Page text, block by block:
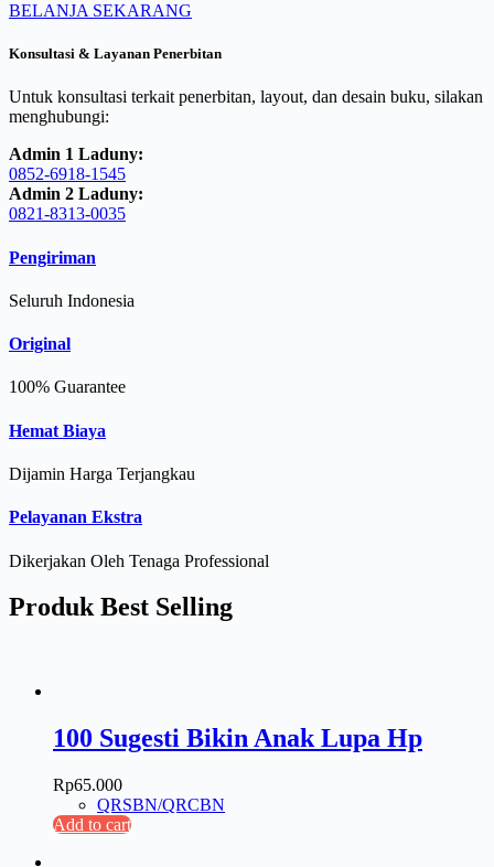
BELANJA SEKARANG
Konsultasi & Layanan Penerbitan
Untuk konsultasi terkait penerbitan, layout, dan desain buku, silakan
menghubungi:
Admin 1 Laduny:
0852-6918-1545
Admin 2 Laduny:
0821-8313-0035
Pengiriman
Seluruh Indonesia
Original
100% Guarantee
Hemat Biaya
Dijamin Harga Terjangkau
Pelayanan Ekstra
Dikerjakan Oleh Tenaga Professional
Produk Best Selling
100 Sugesti Bikin Anak Lupa Hp
Rp65.000
QRSBN/QRCBN
Add to cart